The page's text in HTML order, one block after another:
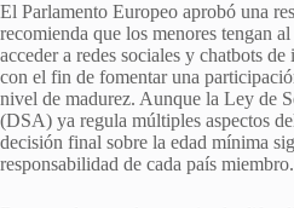
El Parlamento Europeo aprobó una
recomienda que los menores tengan
acceder a redes sociales y chatbots
con el fin de fomentar una
nivel de madurez. Aunque la Ley de
(DSA) ya regula múltiples aspectos
decisión final sobre la edad mínima
responsabilidad de cada país miembro.